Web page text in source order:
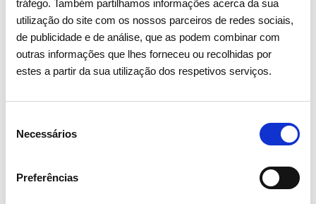
tráfego. Também partilhamos informações acerca da sua
utilização do site com os nossos parceiros de redes sociais,
de publicidade e de análise, que as podem combinar com
outras informações que lhes forneceu ou recolhidas por
estes a partir da sua utilização dos respetivos serviços.
Necessários
Preferências
06 JULHO 2026